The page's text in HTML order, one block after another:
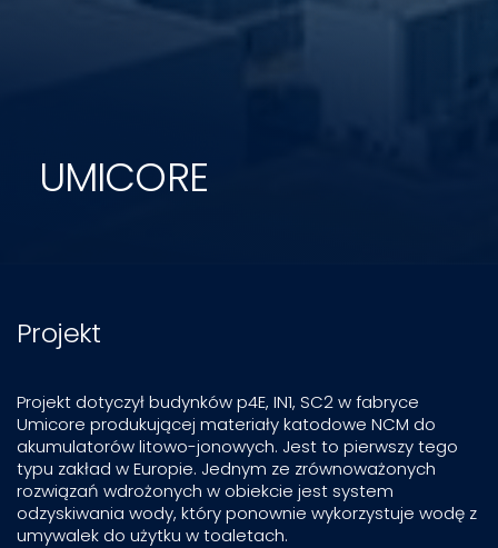
UMICORE
Projekt
Projekt dotyczył budynków p4E, IN1, SC2 w fabryce
Umicore produkującej materiały katodowe NCM do
akumulatorów litowo-jonowych. Jest to pierwszy tego
typu zakład w Europie. Jednym ze zrównoważonych
rozwiązań wdrożonych w obiekcie jest system
odzyskiwania wody, który ponownie wykorzystuje wodę z
umywalek do użytku w toaletach.